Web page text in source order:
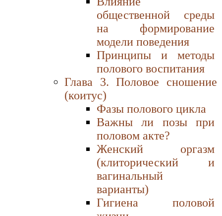
общественной среды
на формирование
модели поведения
Принципы и методы
полового воспитания
Глава 3. Половое сношение
(коитус)
Фазы полового цикла
Важны ли позы при
половом акте?
Женский оргазм
(клиторический и
вагинальный
варианты)
Гигиена половой